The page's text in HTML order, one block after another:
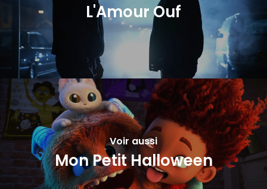
L'Amour Ouf
Voir aussi
Mon Petit Halloween